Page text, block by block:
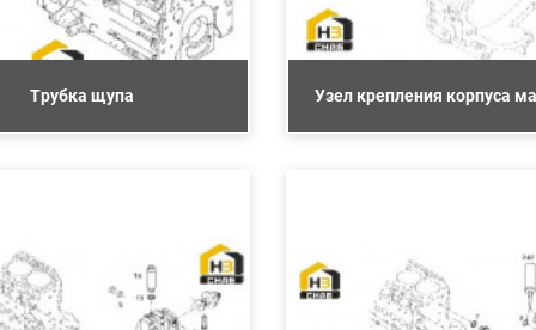
Трубка щупа Узел крепления корпуса